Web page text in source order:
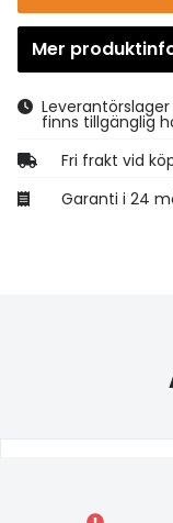
Mer
Leverantörslager
finns tillgänglig
Fri frakt vid
Garanti i 24